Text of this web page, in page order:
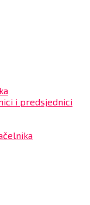
i predsjednici